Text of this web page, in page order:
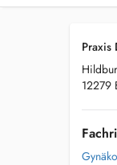
Praxis
12279